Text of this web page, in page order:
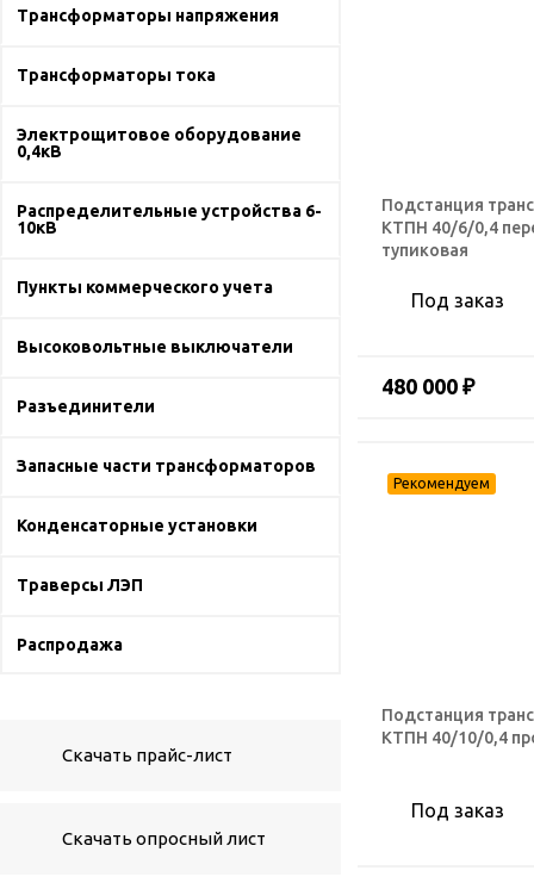
Трансформаторы напряжения
Трансформаторы тока
Электрощитовое оборудование
0,4кВ
Распределительные устройства 6-
10кВ
Пункты коммерческого учета
Высоковольтные выключатели
Разъединители
Запасные части трансформаторов
Конденсаторные установки
Траверсы ЛЭП
Распродажа
Скачать прайс-лист
Скачать опросный лист
Подстанция
КТПН 40/6/0,4
тупиковая
Под заказ
480 000 ₽
Подстанция
КТПН 40/10/0,4
Под заказ